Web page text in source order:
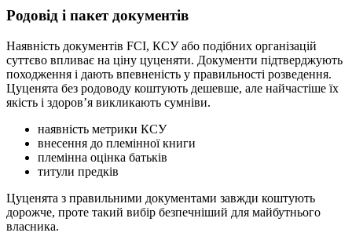
Родовід і пакет документів
Наявність документів FCI, КСУ або подібних організацій
суттєво впливає на ціну цуценяти. Документи підтверджують
походження і дають впевненість у правильності розведення.
Цуценята без родоводу коштують дешевше, але найчастіше їх
якість і здоровʼя викликають сумніви.
наявність метрики КСУ
внесення до племінної книги
племінна оцінка батьків
титули предків
Цуценята з правильними документами завжди коштують
дорожче, проте такий вибір безпечніший для майбутнього
власника.